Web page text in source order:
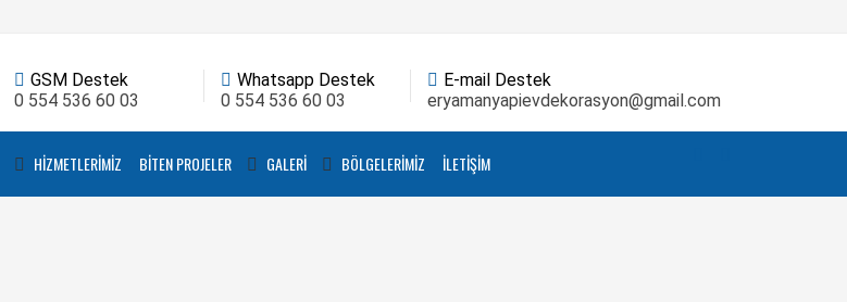
HIZMETLERIMIZ BITEN PROJELER GALERI BÖLGELERİMİZ İLETIŞIM
GSM Destek
0 554 536 60 03
Whatsapp Destek
0 554 536 60 03
E-mail Destek
eryamanyapievdekorasyon@gmail.com